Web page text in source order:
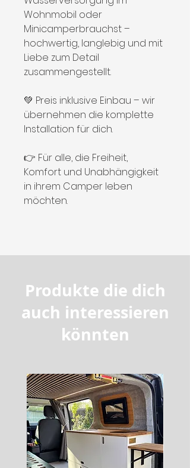
Wohnmobil oder
Minicamperbrauchst –
hochwertig, langlebig und mit
Liebe zum Detail
zusammengestellt.
💚 Preis inklusive Einbau – wir
übernehmen die komplette
Installation für dich.
👉 Für alle, die Freiheit,
Komfort und Unabhängigkeit
in ihrem Camper leben
möchten.
Produkte die dich
auch interessieren
könnten